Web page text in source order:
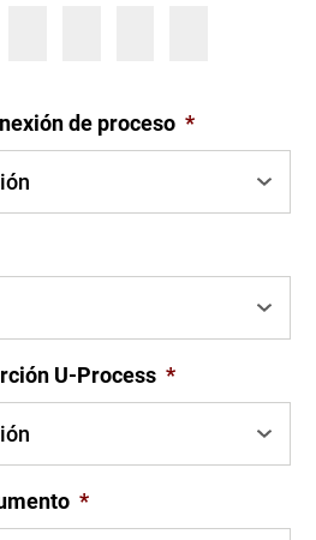
de proceso *
U-Process *
*